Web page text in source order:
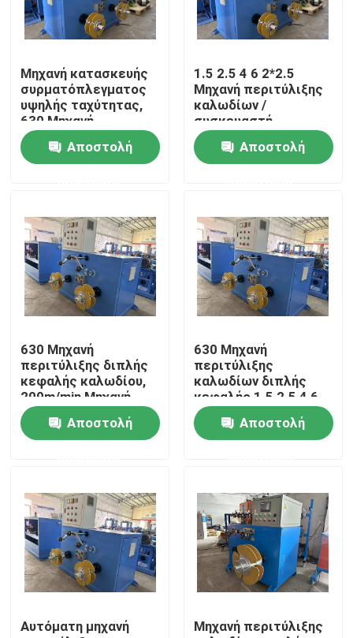
Προϊόντα
Βίντεο
Επισκεψή εργοστασίου
Έλεγχος ποιότητας
Ζητήστε μια προσφορά
Μηχανή εκτόξευσης καλωδίων
Μηχανή εκτόξευσης συρμάτων
Μηχανή κατασκευής
συρματόπλεγματος
υψηλής ταχύτητας,
630 Μηχανή
κατασκευής
συρματόπλεγματος
διπλής κεφαλής
Αποστολή
1.5 2.5 4 6 2*2.5
Μηχανή περιτύλιξης
καλωδίων /
συσκευαστή
καλωδίων με
σερβοκινητήρα
Αποστολή
630 Μηχανή
περιτύλιξης διπλής
κεφαλής καλωδίου,
200m/min Μηχανή
αυτοματοποίησης
καλωδίουΑποστολή
630 Μηχανή
περιτύλιξης
καλωδίων διπλής
κεφαλής 1.5 2.5 4 6
Εξοπλισμός
περιτύλιξης
συρματόπλεγματος
Αποστολή
Αυτόματη μηχανή
Μηχανή περιτύλιξης